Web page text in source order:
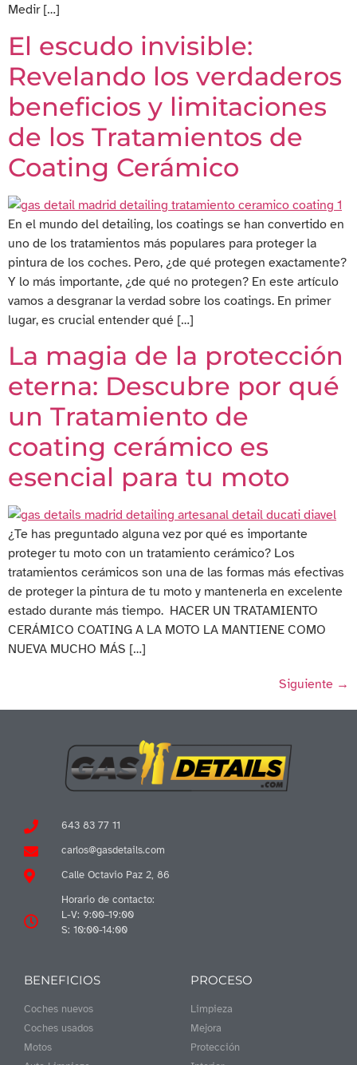
Medir […]
El escudo invisible:
Revelando los verdaderos
beneficios y limitaciones
de los Tratamientos de
Coating Cerámico
En el mundo del detailing, los coatings se han convertido en
uno de los tratamientos más populares para proteger la
pintura de los coches. Pero, ¿de qué protegen exactamente?
Y lo más importante, ¿de qué no protegen? En este artículo
vamos a desgranar la verdad sobre los coatings. En primer
lugar, es crucial entender qué […]
La magia de la protección
eterna: Descubre por qué
un Tratamiento de
coating cerámico es
esencial para tu moto
¿Te has preguntado alguna vez por qué es importante
proteger tu moto con un tratamiento cerámico? Los
tratamientos cerámicos son una de las formas más efectivas
de proteger la pintura de tu moto y mantenerla en excelente
estado durante más tiempo. HACER UN TRATAMIENTO
CERÁMICO COATING A LA MOTO LA MANTIENE COMO
NUEVA MUCHO MÁS […]
Siguiente →
643 83 77 11
carlos@gasdetails.com
Calle Octavio Paz 2, 86
Horario de contacto:
L-V: 9:00–19:00
S: 10:00-14:00
BENEFICIOS
Coches nuevos
Coches usados
Motos
PROCESO
Limpieza
Mejora
Protección